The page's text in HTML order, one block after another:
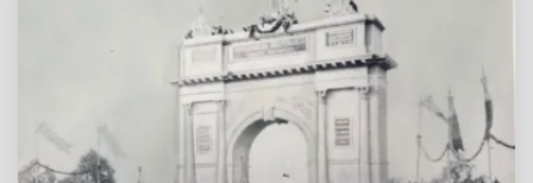
настоящего, подтверждая: там, где горят
книги, рано или поздно начинают гореть люди.